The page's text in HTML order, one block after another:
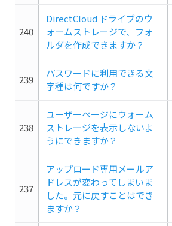
240
DirectCloud ドライブのウ
ォームストレージで、フォ
ルダを作成できますか？
239
パスワードに利用できる文
字種は何ですか？
238
ユーザーページにウォーム
ストレージを表示しないよ
うにできますか？
237
アップロード専用メールア
ドレスが変わってしまいま
した。元に戻すことはでき
ますか？